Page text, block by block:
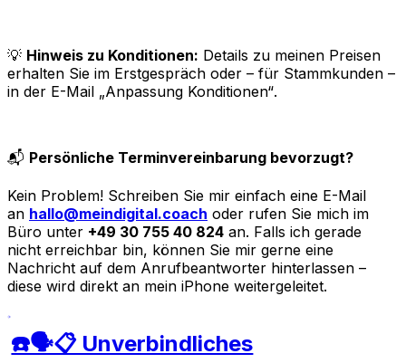
💡 Hinweis zu Konditionen: Details zu meinen Preisen
erhalten Sie im Erstgespräch oder – für Stammkunden –
in der E-Mail „Anpassung Konditionen“.
📬 Persönliche Terminvereinbarung bevorzugt?
Kein Problem! Schreiben Sie mir einfach eine E-Mail
an hallo@meindigital.coach oder rufen Sie mich im
Büro unter +49 30 755 40 824 an. Falls ich gerade
nicht erreichbar bin, können Sie mir gerne eine
Nachricht auf dem Anrufbeantworter hinterlassen –
diese wird direkt an mein iPhone weitergeleitet.
☎️🗣️📋 Unverbindliches